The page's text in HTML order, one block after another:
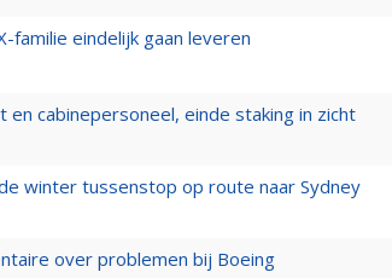
familie eindelijk gaan leveren
cabinepersoneel, einde staking in zicht
winter tussenstop op route naar Sydney
over problemen bij Boeing